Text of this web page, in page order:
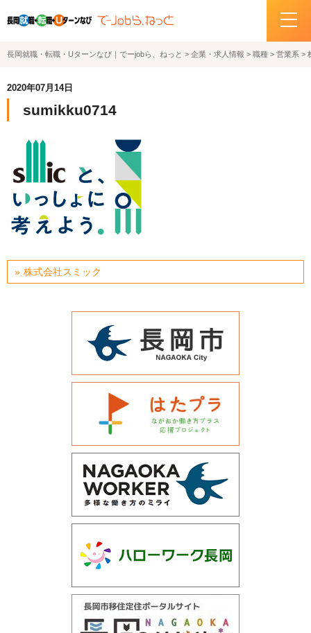
ホーム
企業・求人情報
サポートデスクの紹介
お問い合わせ
サイトポリシー
長岡就職・転職・Uターンなび｜でーjobら、ねっと > 企業・求人情報 > 職種 > 営業系 >
2020年07月14日
sumikku0714
株式会社スミック